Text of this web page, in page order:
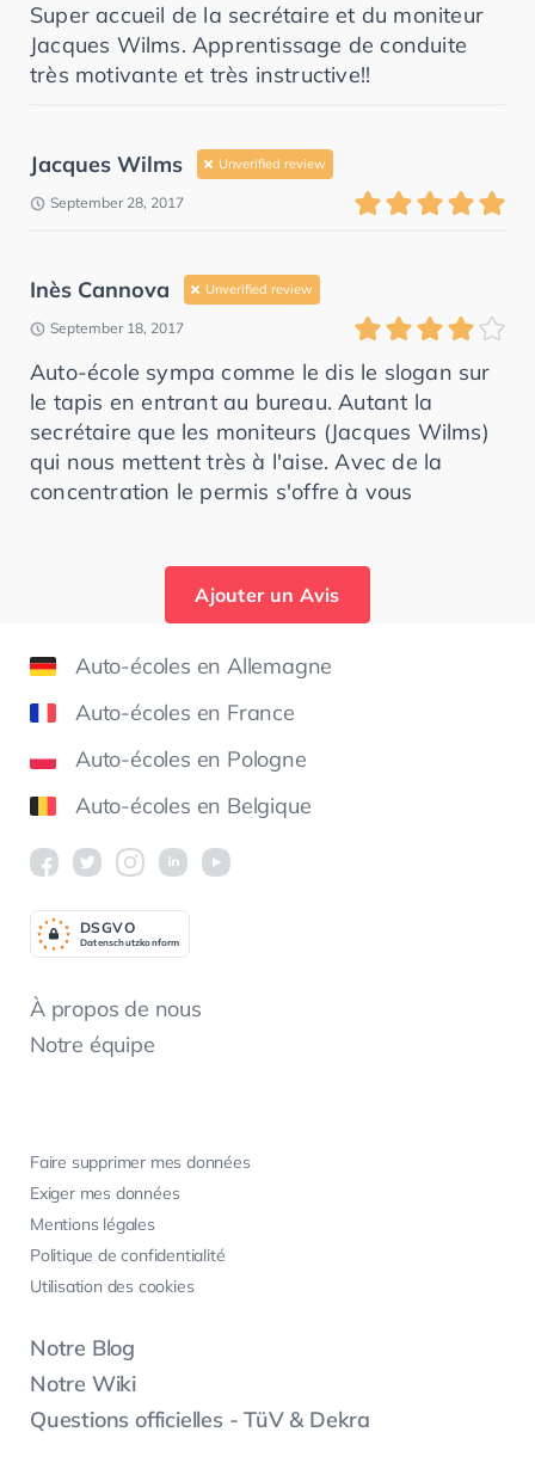
Super accueil de la secrétaire et du moniteur
Jacques Wilms. Apprentissage de conduite
très motivante et très instructive!!
Jacques Wilms Unverified review
September 28, 2017
Inès Cannova Unverified review
September 18, 2017
Auto-école sympa comme le dis le slogan sur
le tapis en entrant au bureau. Autant la
secrétaire que les moniteurs (Jacques Wilms)
qui nous mettent très à l'aise. Avec de la
concentration le permis s'offre à vous
Ajouter un Avis
Auto-écoles en Allemagne
Auto-écoles en France
Auto-écoles en Pologne
Auto-écoles en Belgique
À propos de nous
Notre équipe
Faire supprimer mes données
Exiger mes données
Mentions légales
Politique de confidentialité
Utilisation des cookies
Notre Blog
Notre Wiki
Questions officielles - TüV & Dekra
Datenschutzkonform
DSGVO